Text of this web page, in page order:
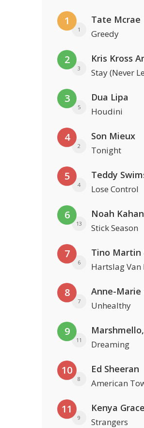
1
1
Tate Mcrae
Greedy
2
3 Stay (Never
3
5
Dua Lipa
Houdini
4
2
Son Mieux
Tonight
5
4
Teddy
Lose Control
6
13
Noah Kahan
Stick Season
7
6
Tino Martin
Hartslag Van
8
7
Anne-Marie
Unhealthy
9
11 Dreaming
10
8
Ed Sheeran
American
11
9
Kenya Grace
Strangers